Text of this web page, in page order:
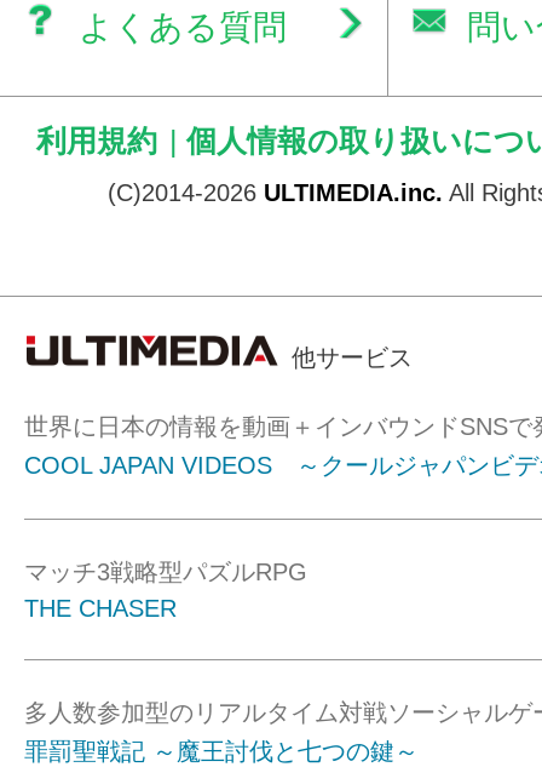
よくある質問 問
利用規約 | 個人情報の取り扱いにつ
(C)2014-2026 ULTIMEDIA.inc. All
他サービス
世界に日本の情報を動画＋インバウンドSNSで
COOL JAPAN VIDEOS ～クールジャパンビ
マッチ3戦略型パズルRPG
THE CHASER
多人数参加型のリアルタイム対戦ソーシャルゲ
罪罰聖戦記 ～魔王討伐と七つの鍵～